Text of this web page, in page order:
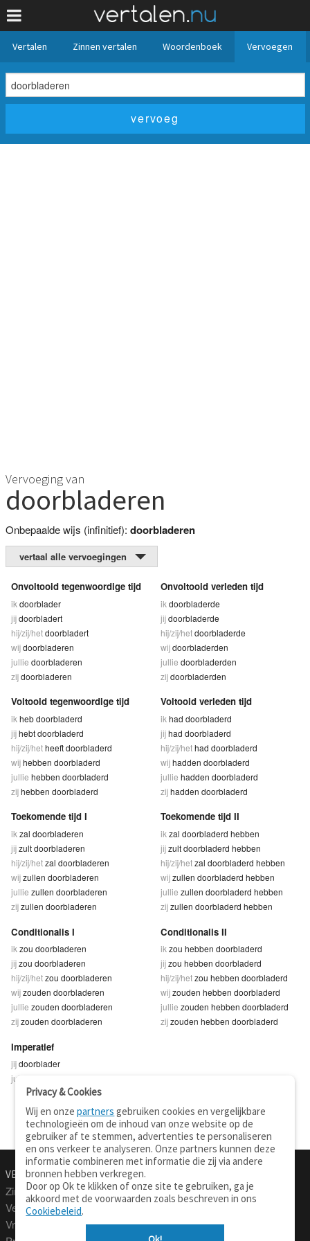
Vertalen Zinnen vertalen Woordenboek Vervoegen
Vervoeging van
doorbladeren
Onbepaalde wijs (infinitief): doorbladeren
vertaal alle vervoegingen
Onvoltooid tegenwoordige tijd
ik doorblader
jijdoorbladert
hij/zij/hetdoorbladert
wijdoorbladeren
jullie doorbladeren
zijdoorbladeren
Onvoltooid verleden tijd
ik doorbladerde
jijdoorbladerde
hij/zij/hetdoorbladerde
wijdoorbladerden
jullie doorbladerden
zijdoorbladerden
Voltooid tegenwoordige tijd
ik heb doorbladerd
jijhebt doorbladerd
hij/zij/hetheeft doorbladerd
wijhebben doorbladerd
jullie hebben doorbladerd
zijhebben doorbladerd
Voltooid verleden tijd
ik had doorbladerd
jijhad doorbladerd
hij/zij/hethad doorbladerd
wijhadden doorbladerd
jullie hadden doorbladerd
zijhadden doorbladerd
Toekomende tijd I
ik zal doorbladeren
jijzult doorbladeren
hij/zij/hetzal doorbladeren
wijzullen doorbladeren
jullie zullen doorbladeren
zijzullen doorbladeren
Toekomende tijd II
ik zal doorbladerd hebben
jijzult doorbladerd hebben
hij/zij/hetzal doorbladerd hebben
wijzullen doorbladerd hebben
jullie zullen doorbladerd hebben
zijzullen doorbladerd hebben
Conditionalis I
ik zou doorbladeren
jijzou doorbladeren
hij/zij/hetzou doorbladeren
wijzouden doorbladeren
jullie zouden doorbladeren
zijzouden doorbladeren
Conditionalis II
ik zou hebben doorbladerd
jijzou hebben doorbladerd
hij/zij/hetzou hebben doorbladerd
wijzouden hebben doorbladerd
jullie zouden hebben doorbladerd
zijzouden hebben doorbladerd
Imperatief
jijdoorblader
jullie
VERTALEN.NU
Zinnen vertalen
Verklarend woordenboek
Vraagbaak
Over deze site
Privacy
Privacy & Cookies
Wij en onzepartners gebruiken cookies en vergelijkbare
technologieën om de inhoud van onze website op de
gebruiker af te stemmen, advertenties te personaliseren
en ons verkeer te analyseren. Onze partners kunnen deze
informatie combineren met informatie die zij via andere
bronnen hebben verkregen.
Door op Ok te klikken of onze site te gebruiken, ga je
akkoord met de voorwaarden zoals beschreven in ons
Cookiebeleid.